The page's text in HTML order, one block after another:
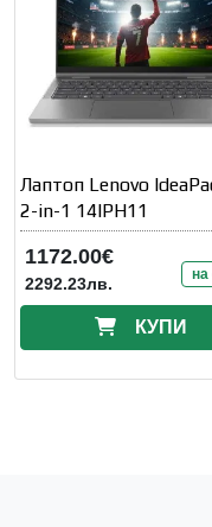
Лаптоп Lenovo
2-in-1 14IPH11
1172.00€
2292.23лв. на
КУПИ